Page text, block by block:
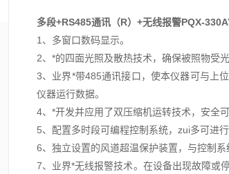
多段+RS485通讯（R）+无线报警PQX-
1、多窗口数码显示。
2、*的四面光照及散热技术，确保被照物受光
3、业界*带485通讯接口，使本仪器可与上
仪器运行数据。
4、*开发并应用了双压缩机运转技术，安全
5、配置多时段可编程控制系统，zui多可进
6、独立设置的风道超温保护装置，与控制
7、业界*无线报警技术。在设备出现故障或